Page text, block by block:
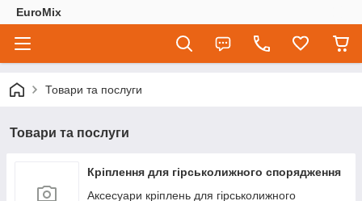
EuroMix
Товари та послуги
Товари та послуги
Кріплення для гірськолижного спорядження
Аксесуари кріплень для гірськолижного